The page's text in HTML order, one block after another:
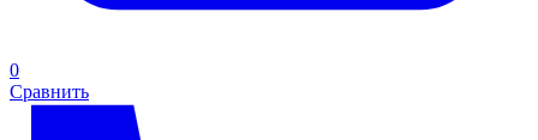
0
Сравнить